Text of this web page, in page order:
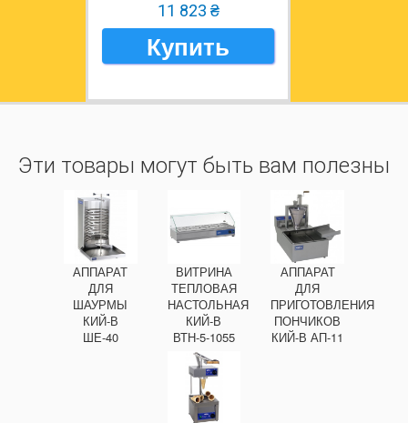
11 823 ₴
Купить
Эти товары могут быть вам полезны
АППАРАТ
ДЛЯ
ШАУРМЫ
КИЙ-В
ШЕ-40
ВИТРИНА
ТЕПЛОВАЯ
НАСТОЛЬНАЯ
КИЙ-В
ВТН-5-1055
АППАРАТ
ДЛЯ
ПРИГОТОВЛЕНИЯ
ПОНЧИКОВ
КИЙ-В АП-11